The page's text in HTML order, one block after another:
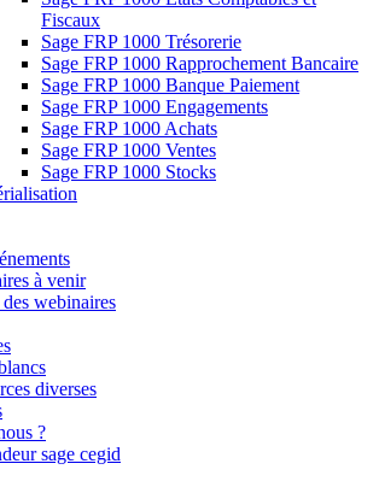
Fiscaux
Sage FRP 1000 Trésorerie
Sage FRP 1000 Rapprochement Bancaire
Sage FRP 1000 Banque Paiement
Sage FRP 1000 Engagements
Sage FRP 1000 Achats
Sage FRP 1000 Ventes
Sage FRP 1000 Stocks
à venir
webinaires
diverses
?
sage cegid